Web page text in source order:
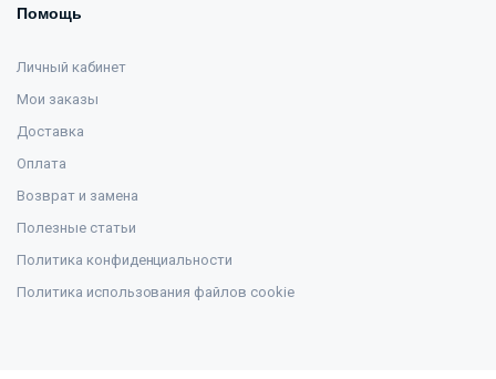
Помощь
Личный кабинет
Мои заказы
Доставка
Оплата
Возврат и замена
Полезные статьи
Политика конфиденциальности
Политика использования файлов cookie